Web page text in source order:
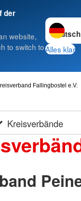
der
website,
to switch to
Sprache
Alles klar
Fallingbostel e.V.
Kreisverbände